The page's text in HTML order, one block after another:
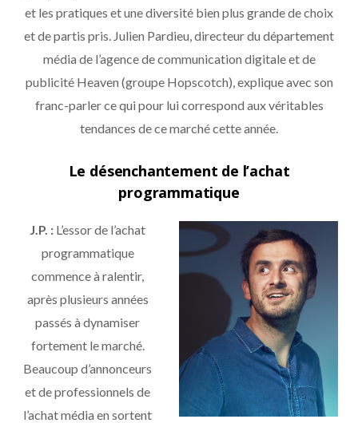
et les pratiques et une diversité bien plus grande de choix
et de partis pris. Julien Pardieu, directeur du département
média de l’agence de communication digitale et de
publicité Heaven (groupe Hopscotch), explique avec son
franc-parler ce qui pour lui correspond aux véritables
tendances de ce marché cette année.
Le désenchantement de l’achat
programmatique
J.P. : L’essor de l’achat
programmatique
commence à ralentir,
après plusieurs années
passés à dynamiser
fortement le marché.
Beaucoup d’annonceurs
et de professionnels de
l’achat média en sortent